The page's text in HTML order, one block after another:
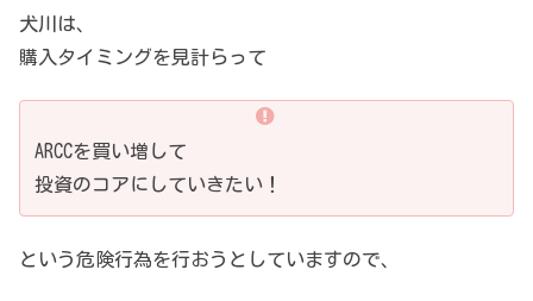
犬川は、
購入タイミングを見計らって
ARCCを買い増して
投資のコアにしていきたい！
という危険行為を行おうとしていますので、